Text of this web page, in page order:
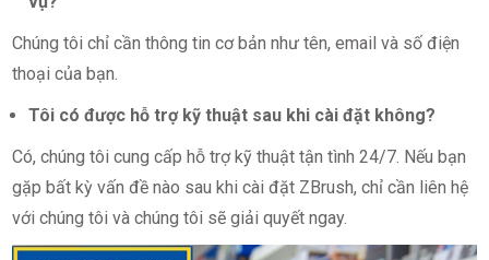
Chúng tôi chỉ cần thông tin cơ bản như tên, email và số điện
thoại của bạn.
Tôi có được hỗ trợ kỹ thuật sau khi cài đặt không?
Có, chúng tôi cung cấp hỗ trợ kỹ thuật tận tình 24/7. Nếu bạn
gặp bất kỳ vấn đề nào sau khi cài đặt ZBrush, chỉ cần liên hệ
với chúng tôi và chúng tôi sẽ giải quyết ngay.